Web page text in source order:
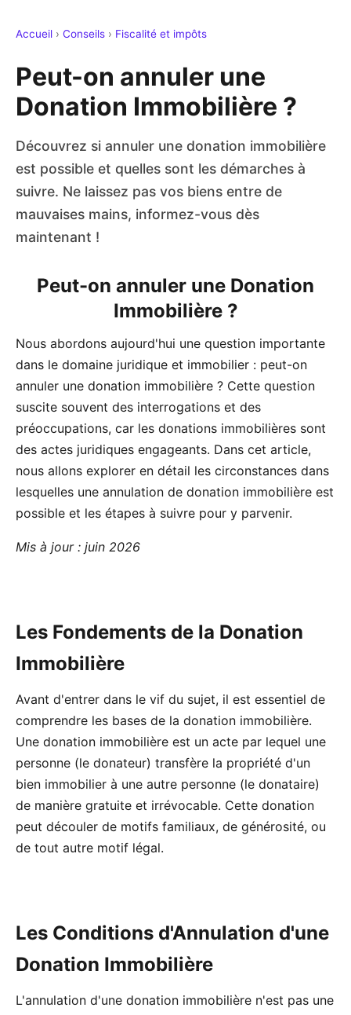
Accueil › Conseils › Fiscalité et impôts
Peut-on annuler une
Donation Immobilière ?
Découvrez si annuler une donation immobilière
est possible et quelles sont les démarches à
suivre. Ne laissez pas vos biens entre de
mauvaises mains, informez-vous dès
maintenant !
Peut-on annuler une Donation
Immobilière ?
Nous abordons aujourd'hui une question importante
dans le domaine juridique et immobilier : peut-on
annuler une donation immobilière ? Cette question
suscite souvent des interrogations et des
préoccupations, car les donations immobilières sont
des actes juridiques engageants. Dans cet article,
nous allons explorer en détail les circonstances dans
lesquelles une annulation de donation immobilière est
possible et les étapes à suivre pour y parvenir.
Mis à jour : juin 2026
Les Fondements de la Donation
Immobilière
Avant d'entrer dans le vif du sujet, il est essentiel de
comprendre les bases de la donation immobilière.
Une donation immobilière est un acte par lequel une
personne (le donateur) transfère la propriété d'un
bien immobilier à une autre personne (le donataire)
de manière gratuite et irrévocable. Cette donation
peut découler de motifs familiaux, de générosité, ou
de tout autre motif légal.
Les Conditions d'Annulation d'une
Donation Immobilière
L'annulation d'une donation immobilière n'est pas une